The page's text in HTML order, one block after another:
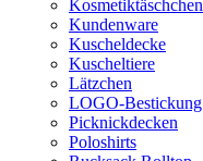
Kosmetiktäschchen
Kundenware
Kuscheldecke
Kuscheltiere
Lätzchen
LOGO-Bestickung
Picknickdecken
Poloshirts